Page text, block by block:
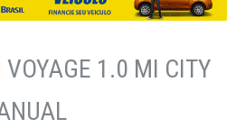
VOYAGE 1.0 MI CITY